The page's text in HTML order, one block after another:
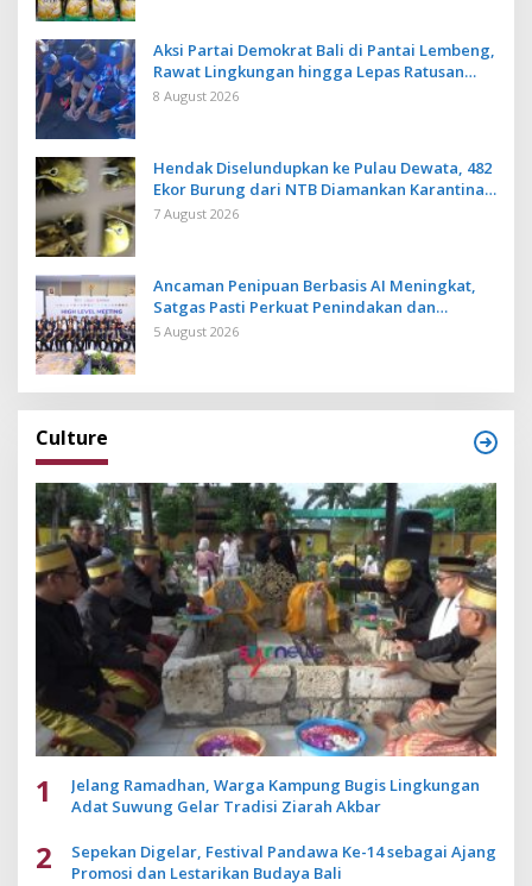
Aksi Partai Demokrat Bali di Pantai Lembeng,
Rawat Lingkungan hingga Lepas Ratusan
Tukik Bedawang Nala
8 August 2026
Hendak Diselundupkan ke Pulau Dewata, 482
Ekor Burung dari NTB Diamankan Karantina
Bali
7 August 2026
Ancaman Penipuan Berbasis AI Meningkat,
Satgas Pasti Perkuat Penindakan dan
Pengembangan Aplikasi Anti Penipuan
5 August 2026
Culture
1
Jelang Ramadhan, Warga Kampung Bugis Lingkungan
Adat Suwung Gelar Tradisi Ziarah Akbar
2
Sepekan Digelar, Festival Pandawa Ke-14 sebagai Ajang
Promosi dan Lestarikan Budaya Bali